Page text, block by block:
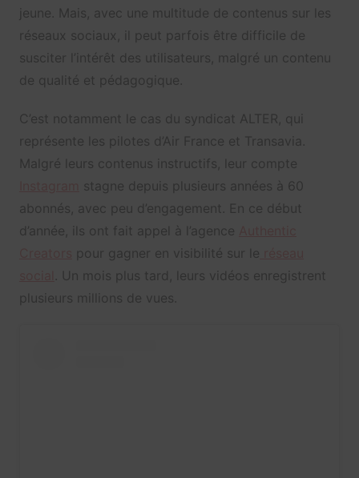
jeune. Mais, avec une multitude de contenus sur les
réseaux sociaux, il peut parfois être difficile de
susciter l’intérêt des utilisateurs, malgré un contenu
de qualité et pédagogique.
C’est notamment le cas du syndicat ALTER, qui
représente les pilotes d’Air France et Transavia.
Malgré leurs contenus instructifs, leur compte
stagne depuis plusieurs années à 60
abonnés, avec peu d’engagement. En ce début
d’année, ils ont fait appel à l’agence
pour gagner en visibilité sur le
. Un mois plus tard, leurs vidéos enregistrent
plusieurs millions de vues.